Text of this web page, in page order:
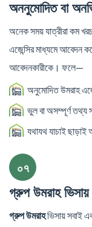
অননুমোদিত বা
অনেক সময় যাত্রীরা কম
এজেন্সির মাধ্যমে আবেদন
আবেদনকারীকে। ফলে—
অনুমোদিত উমরাহ
ভুল বা অসম্পূর্ণ তথ্য
যথাযথ যাচাই
০৭
গ্রুপ উমরাহ
গ্রুপ উমরাহভিসায় সবাই